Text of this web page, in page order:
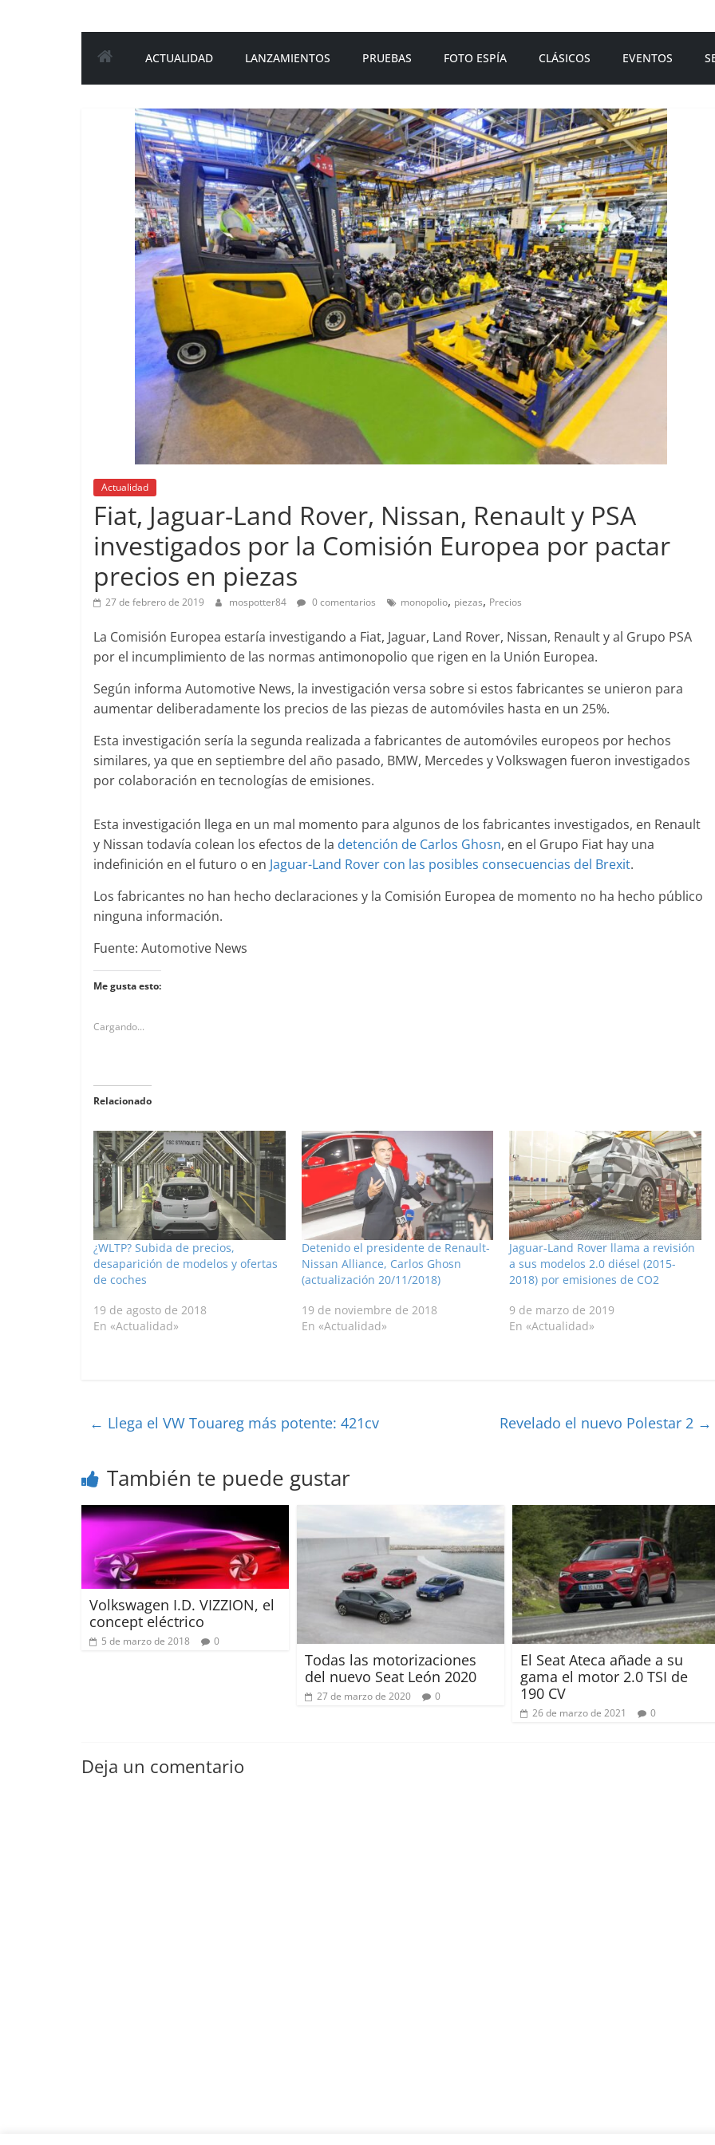
ACTUALIDAD LANZAMIENTOS PRUEBAS FOTO ESPÍA CLÁSICOS EVENTOS
Actualidad
Fiat, Jaguar-Land Rover, Nissan, Renault y PSA
investigados por la Comisión Europea por pactar
precios en piezas
27 de febrero de 2019 mospotter84 0 comentarios monopolio, piezas, Precios
La Comisión Europea estaría investigando a Fiat, Jaguar, Land Rover, Nissan, Renault y al Grupo PSA
por el incumplimiento de las normas antimonopolio que rigen en la Unión Europea.
Según informa Automotive News, la investigación versa sobre si estos fabricantes se unieron para
aumentar deliberadamente los precios de las piezas de automóviles hasta en un 25%.
Esta investigación sería la segunda realizada a fabricantes de automóviles europeos por hechos
similares, ya que en septiembre del año pasado, BMW, Mercedes y Volkswagen fueron investigados
por colaboración en tecnologías de emisiones.
Esta investigación llega en un mal momento para algunos de los fabricantes investigados, en Renault
y Nissan todavía colean los efectos de la detención de Carlos Ghosn, en el Grupo Fiat hay una
indefinición en el futuro o en Jaguar-Land Rover con las posibles consecuencias del Brexit.
Los fabricantes no han hecho declaraciones y la Comisión Europea de momento no ha hecho público
ninguna información.
Fuente: Automotive News
Me gusta esto:
Cargando...
Relacionado
¿WLTP? Subida de precios,
desaparición de modelos y ofertas
de coches
19 de agosto de 2018
En «Actualidad»
Detenido el presidente de Renault-
Nissan Alliance, Carlos Ghosn
(actualización 20/11/2018)
19 de noviembre de 2018
En «Actualidad»
Jaguar-Land Rover llama a revisión
a sus modelos 2.0 diésel (2015-
2018) por emisiones de CO2
9 de marzo de 2019
En «Actualidad»
← Llega el VW Touareg más potente: 421cv Revelado el nuevo Polestar 2 →
También te puede gustar
Volkswagen I.D. VIZZION, el
concept eléctrico
5 de marzo de 2018 0
Todas las motorizaciones
del nuevo Seat León 2020
27 de marzo de 2020 0
El Seat Ateca añade a su
gama el motor 2.0 TSI de
190 CV
26 de marzo de 2021 0
Deja un comentario
probamos el Smart fortwo
EQ
14 de febrero de 2019 Joschelito 0
Pruebas
1.0 TSI 115cv DSG
12 de abril de 2021 Joschelito
Clásicos
Clase S Coupé W140: 30
años de uno de los
Mercedes-Benz más caros
31 de enero de 2022
Audi RS6: 20 años de
deportividad
25 de julio de 2022 mospotter84
Seguridad
Llamada a revisión en
Mercedes Clase A fabricados
entre 2017-2019
Seguridad
50 años del Mercedes-
ESF 13: un experimento